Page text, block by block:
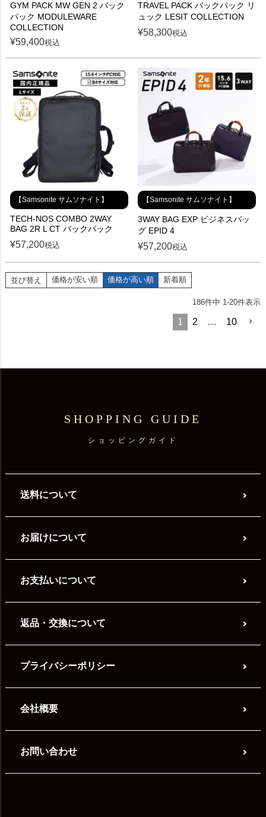
GYM PACK MW GEN 2 バック
パック MODULEWARE
COLLECTION
¥59,400税込
TRAVEL PACK バックパック リ
ュック LESIT COLLECTION
¥58,300税込
【Samsonite サムソナイト】
TECH-NOS COMBO 2WAY
BAG 2R L CT バックパック
¥57,200税込
【Samsonite サムソナイト】
3WAY BAG EXP ビジネスバッ
グ EPID 4
¥57,200税込
並び替え 価格が安い順 価格が高い順 新着順
186件中 1-20件表示
1 2 … 10
SHOPPING GUIDE
ショッピングガイド
送料について
お届けについて
お支払いについて
返品・交換について
プライバシーポリシー
会社概要
お問い合わせ